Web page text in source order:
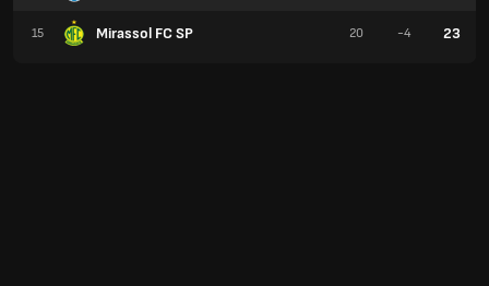
15 Mirassol FC SP 20 -4 23